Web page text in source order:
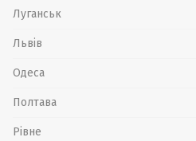
Луганськ
Львів
Одеса
Полтава
Рівне